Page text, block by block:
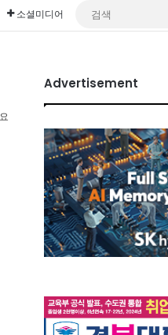
소셜미디어
Advertisement